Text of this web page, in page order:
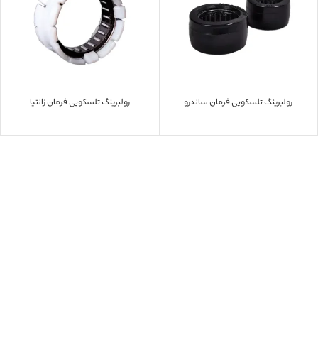
رولبرینگ تلسکوپی فرمان ساندرو رولبرینگ تلسکوپی فرمان زانتیا